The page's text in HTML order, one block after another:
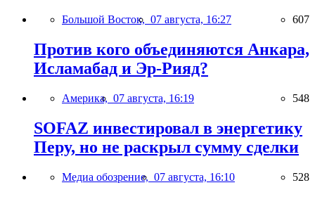
Большой Восток, 07 августа, 16:27 607
Против кого объединяются Анкара,
Исламабад и Эр-Рияд?
Америка, 07 августа, 16:19 548
SOFAZ инвестировал в энергетику
Перу, но не раскрыл сумму сделки
Медиа обозрение, 07 августа, 16:10 528